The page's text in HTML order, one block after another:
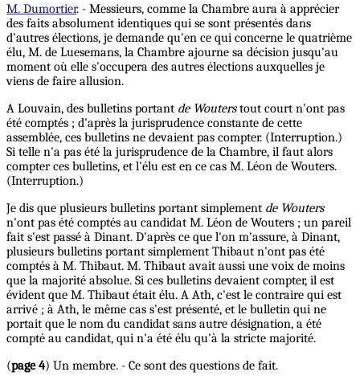
M. Dumortier. - Messieurs, comme la Chambre aura à apprécier
des faits absolument identiques qui se sont présentés dans
d'autres élections, je demande qu'en ce qui concerne le quatrième
élu, M. de Luesemans, la Chambre ajourne sa décision jusqu'au
moment où elle s'occupera des autres élections auxquelles je
viens de faire allusion.
A Louvain, des bulletins portant de Wouterstout court n'ont pas
été comptés ; d'après la jurisprudence constante de cette
assemblée, ces bulletins ne devaient pas compter. (Interruption.)
Si telle n'a pas été la jurisprudence de la Chambre, il faut alors
compter ces bulletins, et l'élu est en ce cas M. Léon de Wouters.
(Interruption.)
Je dis que plusieurs bulletins portant simplement de Wouters
n'ont pas été comptés au candidat M. Léon de Wouters ; un pareil
fait s'est passé à Dinant. D'après ce que l'on m'assure, à Dinant,
plusieurs bulletins portant simplement Thibaut n'ont pas été
comptés à M. Thibaut. M. Thibaut avait aussi une voix de moins
que la majorité absolue. Si ces bulletins devaient compter, il est
évident que M. Thibaut était élu. A Ath, c'est le contraire qui est
arrivé ; à Ath, le même cas s'est présenté, et le bulletin qui ne
portait que le nom du candidat sans autre désignation, a été
compté au candidat, qui n'a été élu qu'à la stricte majorité.
(page 4) Un membre. - Ce sont des questions de fait.